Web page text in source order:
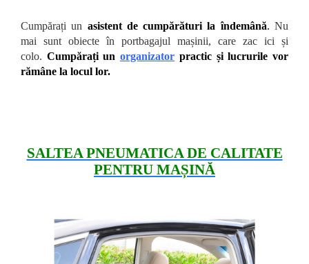
Cumpărați un asistent de cumpărături la îndemână. Nu
mai sunt obiecte în portbagajul mașinii, care zac ici și
colo. Cumpărați unorganizator practic și lucrurile vor
rămâne la locul lor.
SALTEA PNEUMATICA DE CALITATE
PENTRU MAȘINĂ